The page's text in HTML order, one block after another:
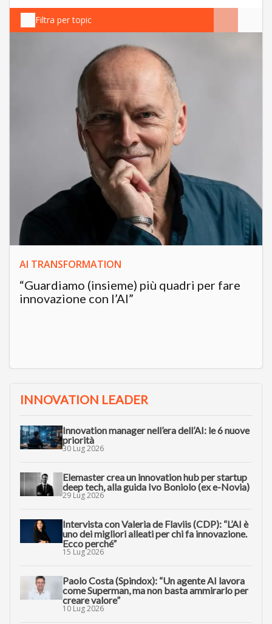
Filtra per topic
AI TRANSFORMATION
“Guardiamo (insieme) più quadri per fare
innovazione con l’AI”
INNOVATION LEADER
Innovation manager nell’era dell’AI: le 6 nuove
priorità
30 Lug 2026
Elemaster crea un innovation hub per startup
deep tech, alla guida Ivo Boniolo (ex e-Novia)
29 Lug 2026
Intervista con Valeria de Flaviis (CDP): “L’AI è
uno dei migliori alleati per chi fa innovazione.
Ecco perché”
15 Lug 2026
Paolo Costa (Spindox): “Un agente AI lavora
come Superman, ma non basta ammirarlo per
creare valore”
10 Lug 2026